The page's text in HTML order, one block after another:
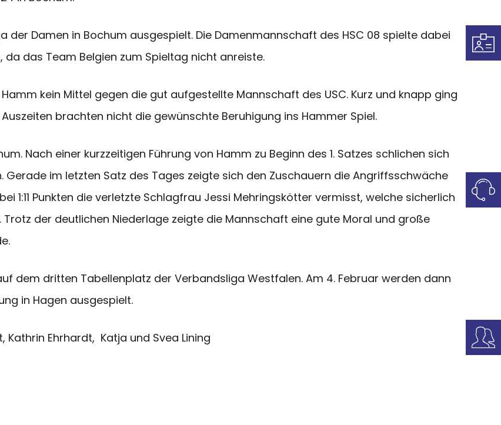
der Damen in Bochum ausgespielt. Die Damenmannschaft des HSC 08 spielte dabei
das Team Belgien zum Spieltag nicht anreiste.
kein Mittel gegen die gut aufgestellte Mannschaft des USC. Kurz und knapp ging
Auszeiten brachten nicht die gewünschte Beruhigung ins Hammer Spiel.
Nach einer kurzzeitigen Führung von Hamm zu Beginn des 1. Satzes schlichen sich
Gerade im letzten Satz des Tages zeigte sich den Zuschauern die Angriffsschwäche
1:11 Punkten die verletzte Schlagfrau Jessi Mehringskötter vermisst, welche sicherlich
der deutlichen Niederlage zeigte die Mannschaft eine gute Moral und große
dem dritten Tabellenplatz der Verbandsliga Westfalen. Am 4. Februar werden dann
in Hagen ausgespielt.
Kathrin Ehrhardt, Katja und Svea Lining